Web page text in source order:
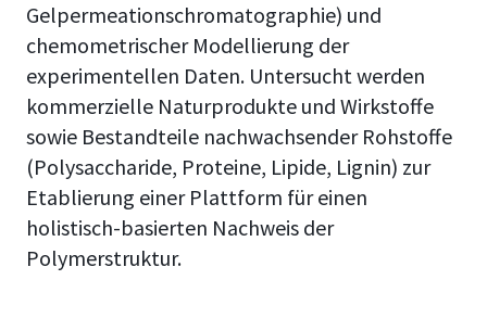
Gelpermeationschromatographie) und
chemometrischer Modellierung der
experimentellen Daten. Untersucht werden
kommerzielle Naturprodukte und Wirkstoffe
sowie Bestandteile nachwachsender Rohstoffe
(Polysaccharide, Proteine, Lipide, Lignin) zur
Etablierung einer Plattform für einen
holistisch-basierten Nachweis der
Polymerstruktur.